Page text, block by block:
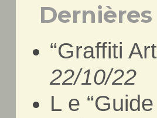
“Graffiti
22/10/22
L e